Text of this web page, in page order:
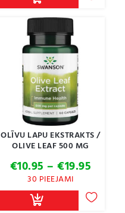
OLĪVU LAPU EKSTRAKTS /
OLIVE LEAF 500 MG
€10.95 – €19.95
€10.95
30 PIEEJAMI